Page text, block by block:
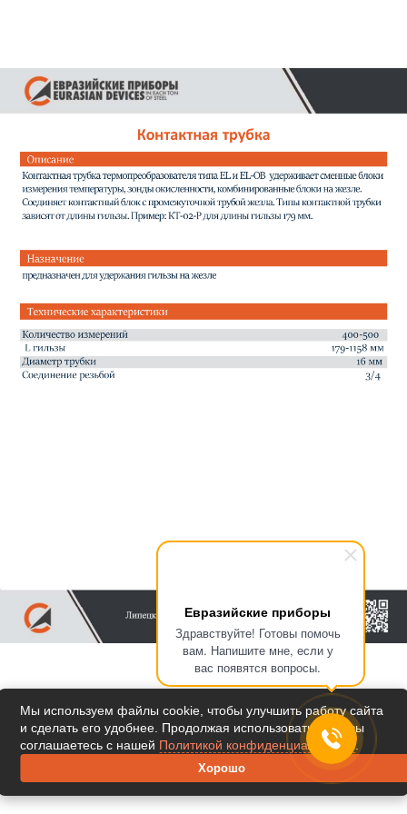
Евразийские приборы
Здравствуйте! Готовы помочь
вам. Напишите мне, если у
вас появятся вопросы.
Мы используем файлы cookie, чтобы улучшить работу сайта
и сделать его удобнее. Продолжая использовать сайт, вы
соглашаетесь с нашей Политикой конфиденциальности.
Хорошо